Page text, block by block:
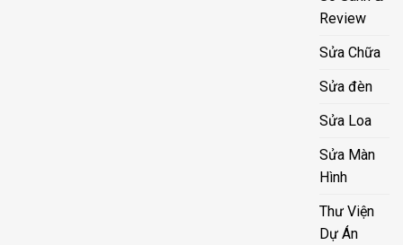
Review
Sửa Chữa
Sửa đèn
Sửa Loa
Sửa Màn
Hình
Thư Viện
Dự Án